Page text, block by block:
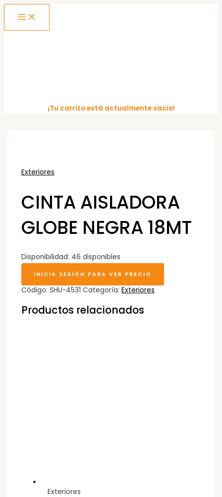
Ir
MENU
¡Tu carrito está actualmente vacío!
Exteriores
CINTA AISLADORA
GLOBE NEGRA 18MT
Disponibilidad: 46 disponibles
INICIA SESIÓN PARA VER PRECIO
Código: SHU-4531 Categoría: Exteriores
Productos relacionados
Exteriores